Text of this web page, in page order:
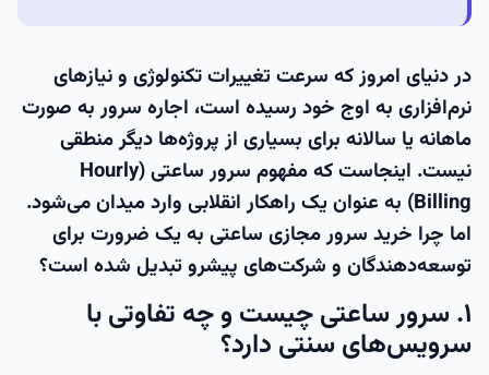
در دنیای امروز که سرعت تغییرات تکنولوژی و نیازهای
نرم‌افزاری به اوج خود رسیده است، اجاره سرور به صورت
ماهانه یا سالانه برای بسیاری از پروژه‌ها دیگر منطقی
نیست. اینجاست که مفهوم سرور ساعتی (Hourly
Billing) به عنوان یک راهکار انقلابی وارد میدان می‌شود.
اما چرا خرید سرور مجازی ساعتی به یک ضرورت برای
توسعه‌دهندگان و شرکت‌های پیشرو تبدیل شده است؟
۱. سرور ساعتی چیست و چه تفاوتی با
سرویس‌های سنتی دارد؟